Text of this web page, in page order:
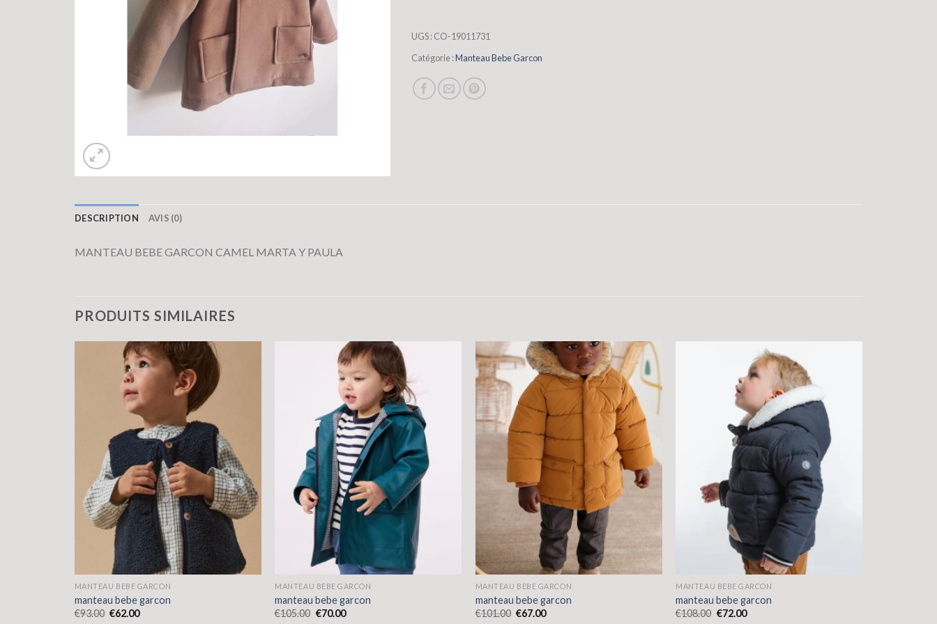
UGS :CO-19011731
Catégorie :Manteau Bebe Garcon
DESCRIPTION AVIS (0)
MANTEAU BEBE GARCON CAMEL MARTA Y PAULA
PRODUITS SIMILAIRES
MANTEAU BEBE GARCON
manteau bebe garcon
€93.00 €62.00
MANTEAU BEBE GARCON
manteau bebe garcon
€105.00 €70.00
MANTEAU BEBE GARCON
manteau bebe garcon
€101.00 €67.00
MANTEAU BEBE GARCON
manteau bebe garcon
€108.00 €72.00